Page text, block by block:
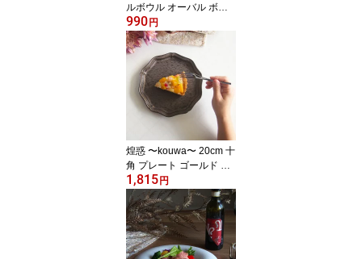
ルボウル オーバル ボウ
ル 鉢 小鉢 深鉢 ホワイト
白 高級感 おしゃれ かっ
こいい エレガント 輝く
カフェ レストラン 食洗
機対応 キッチン用品 食
器 業務用 クリスマス
990 円
煌惑 〜kouwa〜 20cm 十
角 プレート ゴールド ブ
ロンズ キラキラ プレー
ト 皿 食器 業務用 インス
タ映え レストラン イタ
リアン フレンチ パン ケ
ーキ皿 日本製 クリスマ
ス
1,815 円